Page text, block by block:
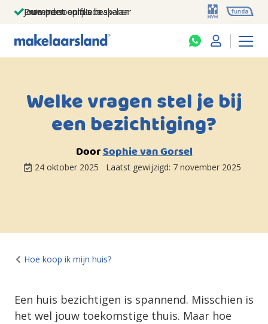
Jouw persoonlijke makelaar
Duizenden euro's besparen
Prominent op funda
Welke vragen stel je bij
een bezichtiging?
DoorSophie van Gorsel
24 oktober 2025 Laatst gewijzigd: 7 november 2025
Hoe koop ik mijn huis?
Een huis bezichtigen is spannend. Misschien is
het wel jouw toekomstige thuis. Maar hoe